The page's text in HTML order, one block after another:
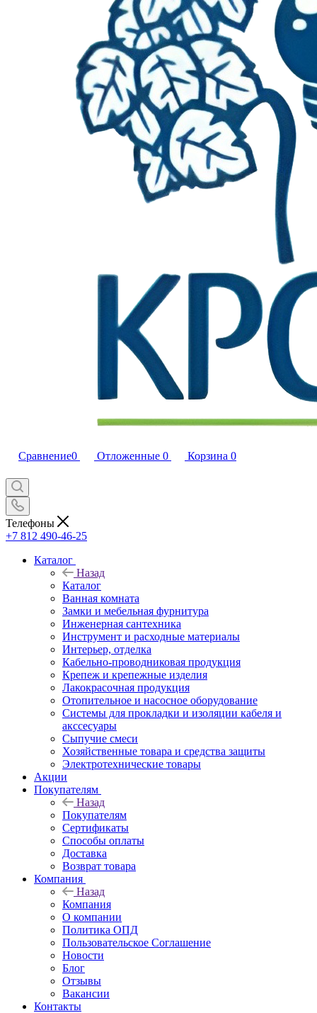
Сравнение0 Отложенные 0 Корзина 0
Телефоны
+7 812 490-46-25
Каталог
Назад
Каталог
Ванная комната
Замки и мебельная фурнитура
Инженерная сантехника
Инструмент и расходные материалы
Интерьер, отделка
Кабельно-проводниковая продукция
Крепеж и крепежные изделия
Лакокрасочная продукция
Отопительное и насосное оборудование
Системы для прокладки и изоляции кабеля и
акссесуары
Сыпучие смеси
Хозяйственные товара и средства защиты
Электротехнические товары
Акции
Покупателям
Назад
Покупателям
Сертификаты
Способы оплаты
Доставка
Возврат товара
Компания
Назад
Компания
О компании
Политика ОПД
Пользовательское Соглашение
Новости
Блог
Отзывы
Вакансии
Контакты